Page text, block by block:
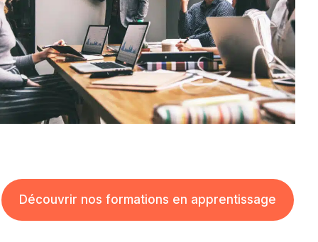
Découvrir nos formations en apprentissage